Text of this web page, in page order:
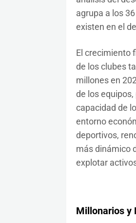
agrupa a los
existen en el
El crecimiento
de los clubes
millones en
de los
capacidad de
entorno
deportivos,
más dinámico
explotar
Millonariosy